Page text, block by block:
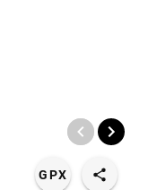
GPX